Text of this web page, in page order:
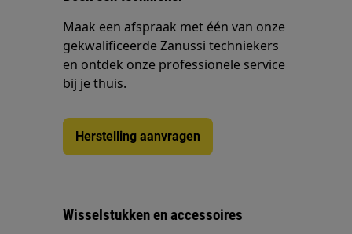
Maak een afspraak met één van onze
gekwalificeerde Zanussi techniekers
en ontdek onze professionele service
bij je thuis.
Herstelling aanvragen
Wisselstukken en accessoires